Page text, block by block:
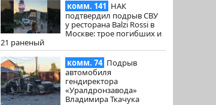
комм. 141 НАК
подтвердил подрыв СВУ
у ресторана Balzi Rossi в
Москве: трое погибших и
21 раненый
комм. 74 Подрыв
автомобиля
гендиректора
«Уралдронзавода»
Владимира Ткачука